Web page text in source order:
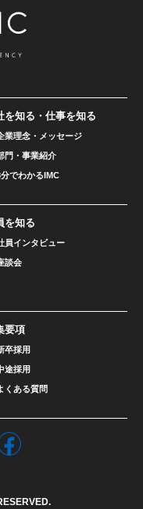
を知る・仕事を知る
業理念・メッセージ
門・事業紹介
でわかるIMC
を知る
員インタビュー
談会
要項
卒採用
途採用
くある質問